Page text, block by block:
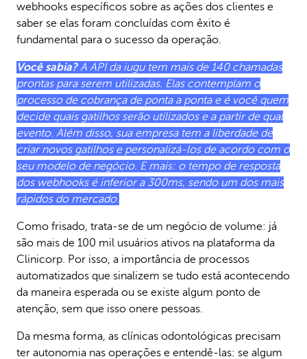
webhooks específicos sobre as ações dos clientes e
saber se elas foram concluídas com êxito é
fundamental para o sucesso da operação.
Você sabia? A API da iugu tem mais de 140 chamadas
prontas para serem utilizadas. Elas contemplam o
processo de cobrança de ponta a ponta e é você quem
decide quais gatilhos serão utilizados e a partir de qual
evento. Além disso, sua empresa tem a liberdade de
criar novos gatilhos e personalizá-los de acordo com o
seu modelo de negócio. E mais: o tempo de resposta
dos webhooks é inferior a 300ms, sendo um dos mais
rápidos do mercado.
Como frisado, trata-se de um negócio de volume: já
são mais de 100 mil usuários ativos na plataforma da
Clinicorp. Por isso, a importância de processos
automatizados que sinalizem se tudo está acontecendo
da maneira esperada ou se existe algum ponto de
atenção, sem que isso onere pessoas.
Da mesma forma, as clínicas odontológicas precisam
ter autonomia nas operações e entendê-las: se algum